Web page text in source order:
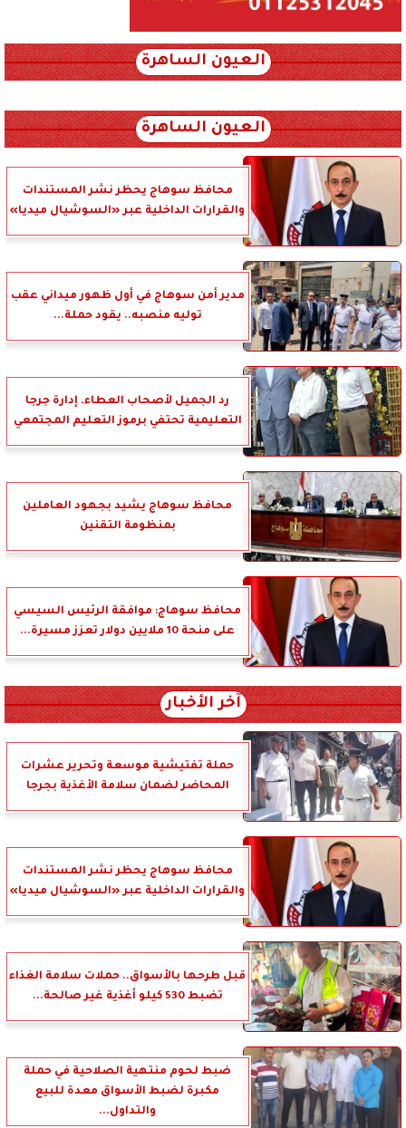
العيون الساهرة
العيون الساهرة
محافظ سوهاج يحظر نشر المستندات
والقرارات الداخلية عبر «السوشيال ميديا»
مدير أمن سوهاج في أول ظهور ميداني عقب
توليه منصبه.. يقود حملة...
رد الجميل لأصحاب العطاء. إدارة جرجا
التعليمية تحتفي برموز التعليم المجتمعي
محافظ سوهاج يشيد بجهود العاملين
بمنظومة التقنين
محافظ سوهاج: موافقة الرئيس السيسي
على منحة 10 ملايين دولار تعزز مسيرة...
آخر الأخبار
حملة تفتيشية موسعة وتحرير عشرات
المحاضر لضمان سلامة الأغذية بجرجا
محافظ سوهاج يحظر نشر المستندات
والقرارات الداخلية عبر «السوشيال ميديا»
قبل طرحها بالأسواق.. حملات سلامة الغذاء
تضبط 530 كيلو أغذية غير صالحة...
ضبط لحوم منتهية الصلاحية في حملة
مكبرة لضبط الأسواق معدة للبيع
والتداول...